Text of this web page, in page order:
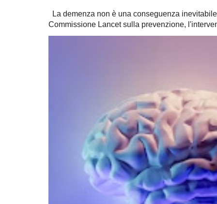
La demenza non è una conseguenza
Commissione Lancet sulla prevenzione,